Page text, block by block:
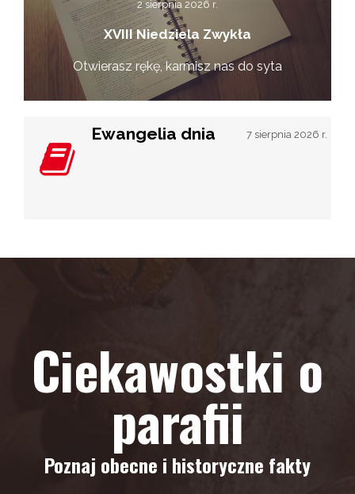
2 sierpnia 2026 r.
XVIII Niedziela Zwykła
Otwierasz rękę, karmisz nas do syta
Ewangelia dnia 7 sierpnia 2026 r.
Ciekawostki o
parafii
Poznaj obecne i historyczne fakty